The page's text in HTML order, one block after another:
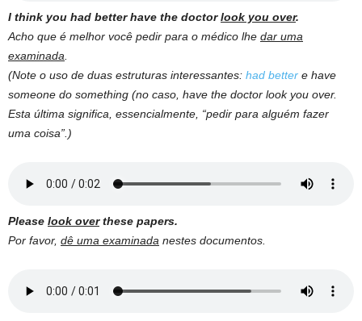
I think you had better have the doctorlook you over.
Acho que é melhor você pedir para o médico lhe dar uma
examinada
(Note o uso de duas estruturas interessantes: had better e have
someone do something (no caso, have the doctor look you over.
Esta última significa, essencialmente, “pedir para alguém fazer
uma coisa”.)
Please look overthese papers.
Por favor, dê uma examinada nestes documentos.